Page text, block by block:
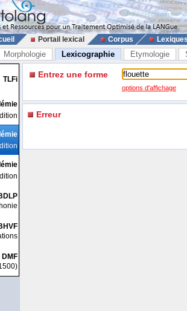
Portail lexical Corpus
Morphologie Lexicographie Etymologie
TLFi
DMF
Entrez une forme
options d'affichage
Erreur